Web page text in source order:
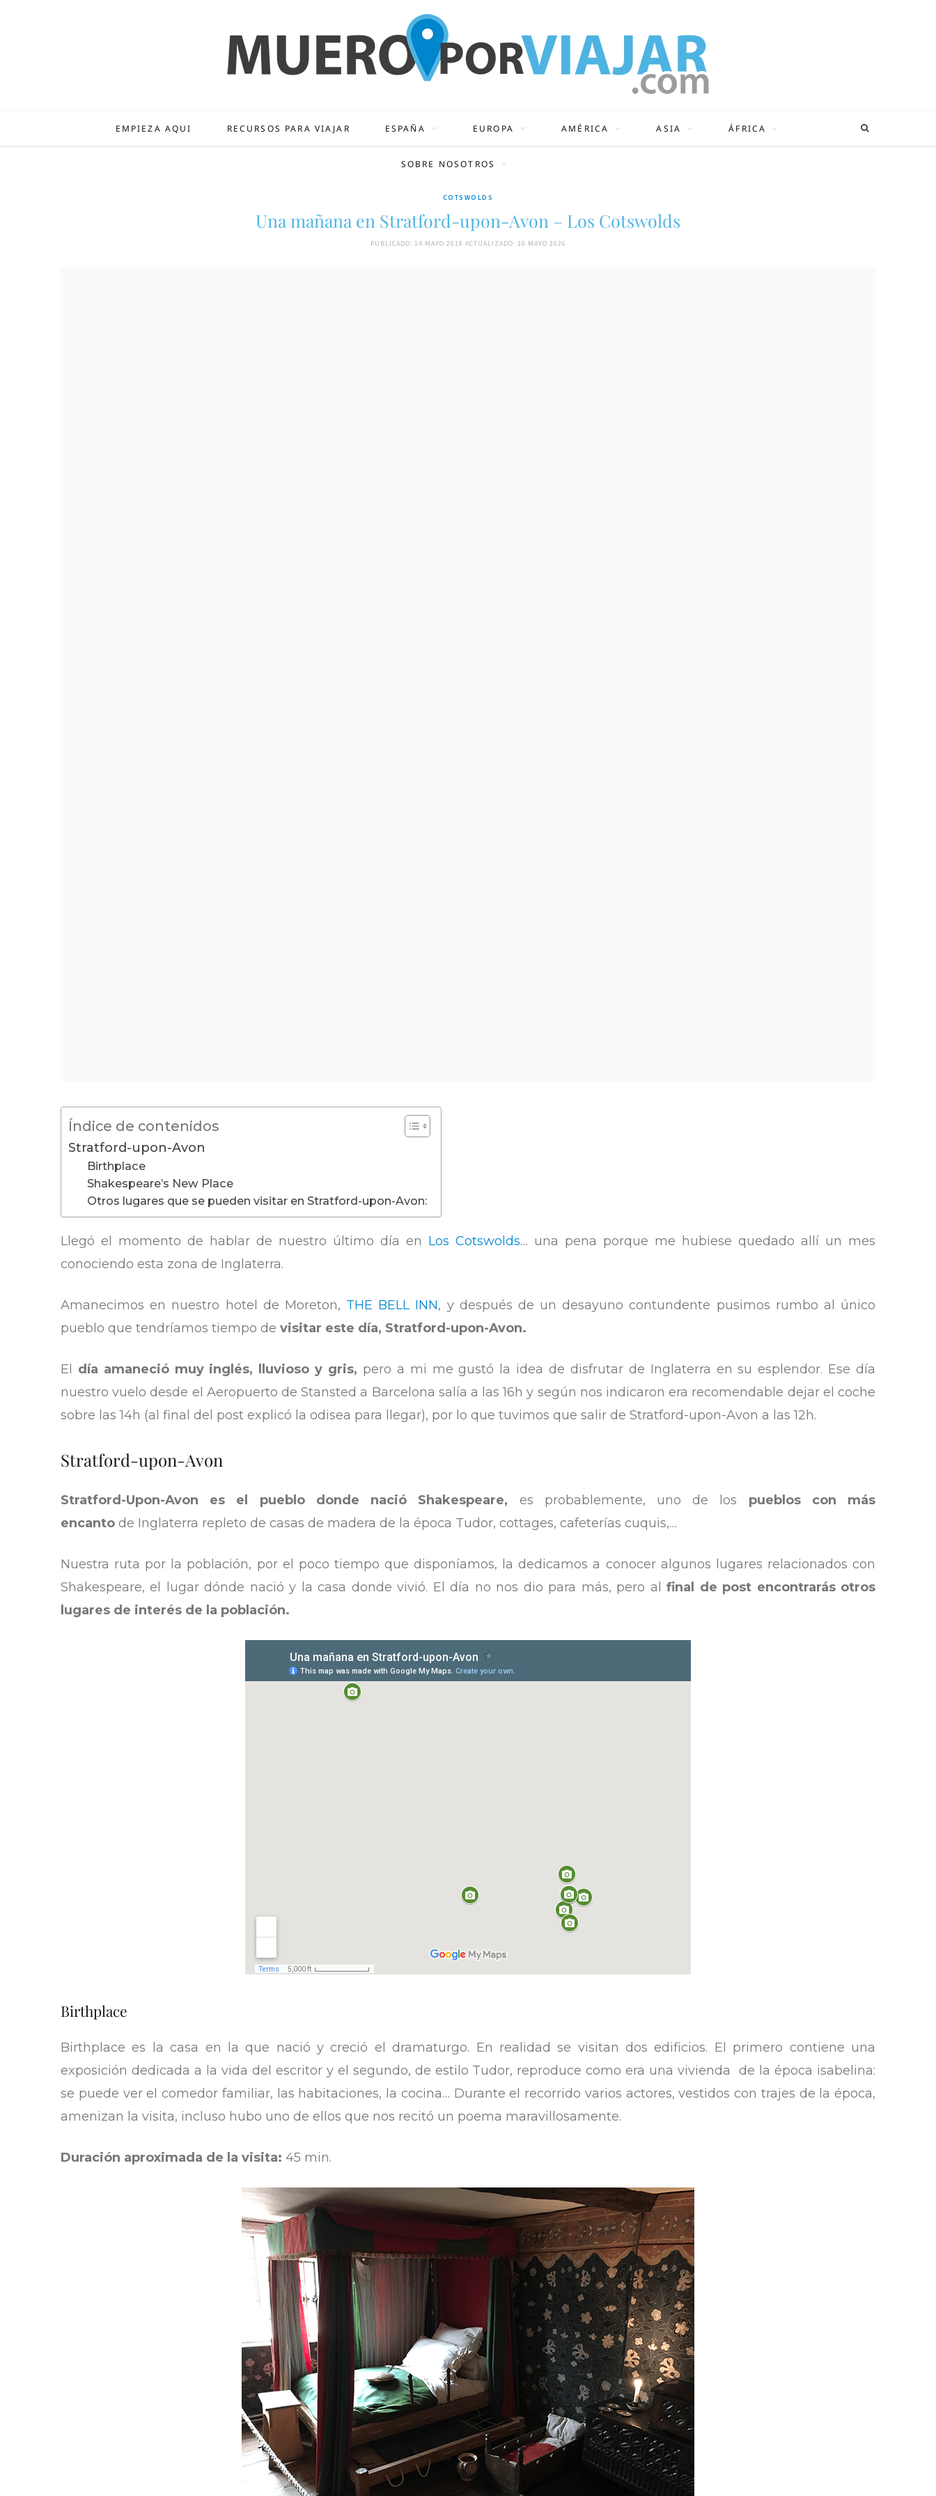
EMPIEZA AQUI RECURSOS PARA VIAJAR ESPAÑA EUROPA AMÉRICA ASIA ÁFRICA
SOBRE NOSOTROS
COTSWOLDS
Una mañana en Stratford-upon-Avon – Los Cotswolds
PUBLICADO: 14 MAYO 2018 ACTUALIZADO: 10 MAYO 2026
Índice de contenidos
Stratford-upon-Avon
Birthplace
Shakespeare’s New Place
Otros lugares que se pueden visitar en Stratford-upon-Avon:
Llegó el momento de hablar de nuestro último día en Los Cotswolds… una pena porque me hubiese quedado allí un mes
conociendo esta zona de Inglaterra.
Amanecimos en nuestro hotel de Moreton, THE BELL INN, y después de un desayuno contundente pusimos rumbo al único
pueblo que tendríamos tiempo de visitar este día, Stratford-upon-Avon.
El día amaneció muy inglés, lluvioso y gris, pero a mi me gustó la idea de disfrutar de Inglaterra en su esplendor. Ese día
nuestro vuelo desde el Aeropuerto de Stansted a Barcelona salía a las 16h y según nos indicaron era recomendable dejar el coche
sobre las 14h (al final del post explicó la odisea para llegar), por lo que tuvimos que salir de Stratford-upon-Avon a las 12h.
Stratford-upon-Avon
Stratford-Upon-Avon es el pueblo donde nació Shakespeare, es probablemente, uno de los pueblos con más
encanto de Inglaterra repleto de casas de madera de la época Tudor, cottages, cafeterías cuquis,…
Nuestra ruta por la población, por el poco tiempo que disponíamos, la dedicamos a conocer algunos lugares relacionados con
Shakespeare, el lugar dónde nació y la casa donde vivió. El día no nos dio para más, pero alfinal de post encontrarás otros
lugares de interés de la población.
Birthplace
Birthplace es la casa en la que nació y creció el dramaturgo. En realidad se visitan dos edificios. El primero contiene una
exposición dedicada a la vida del escritor y el segundo, de estilo Tudor, reproduce como era una vivienda de la época isabelina:
se puede ver el comedor familiar, las habitaciones, la cocina… Durante el recorrido varios actores, vestidos con trajes de la época,
amenizan la visita, incluso hubo uno de ellos que nos recitó un poema maravillosamente.
Duración aproximada de la visita: 45 min.